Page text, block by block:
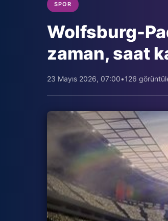
SPOR
Wolfsburg-
zaman, saat
23 Mayıs 2026, 07:00•126